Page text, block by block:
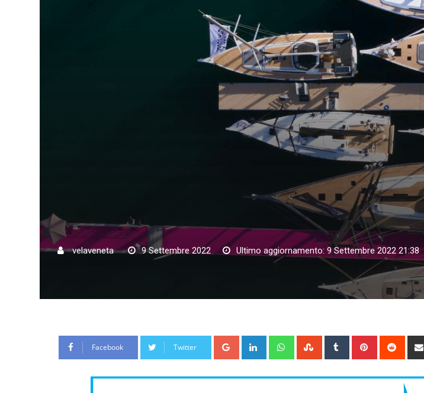
velaveneta 9 Settembre 2022 Ultimo aggiornamento: 9 Settembre 2022 21:38
Facebook Twitter Google+ LinkedIn WhatsappStumbleUpon
Tumblr Pinterest Reddit